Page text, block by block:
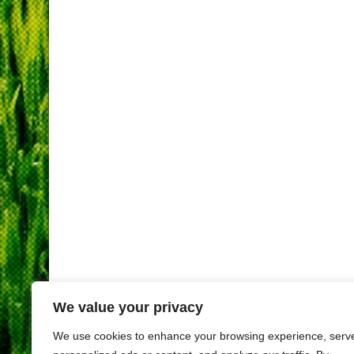
We value your privacy
We use cookies to enhance your browsing experience,